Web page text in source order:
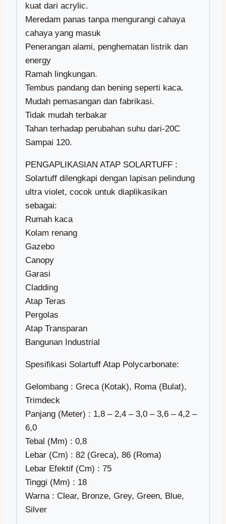
kuat dari acrylic.
Meredam panas tanpa mengurangi cahaya
cahaya yang masuk
Penerangan alami, penghematan listrik dan
energy
Ramah lingkungan.
Tembus pandang dan bening seperti kaca.
Mudah pemasangan dan fabrikasi.
Tidak mudah terbakar
Tahan terhadap perubahan suhu dari-20C
Sampai 120.
PENGAPLIKASIAN ATAP SOLARTUFF :
Solartuff dilengkapi dengan lapisan pelindung
ultra violet, cocok untuk diaplikasikan
sebagai:
Rumah kaca
Kolam renang
Gazebo
Canopy
Garasi
Cladding
Atap Teras
Pergolas
Atap Transparan
Bangunan Industrial
Spesifikasi Solartuff Atap Polycarbonate:
Gelombang : Greca (Kotak), Roma (Bulat),
Trimdeck
Panjang (Meter) : 1,8 – 2,4 – 3,0 – 3,6 – 4,2 –
6,0
Tebal (Mm) : 0,8
Lebar (Cm) : 82 (Greca), 86 (Roma)
Lebar Efektif (Cm) : 75
Tinggi (Mm) : 18
Warna : Clear, Bronze, Grey, Green, Blue,
Silver